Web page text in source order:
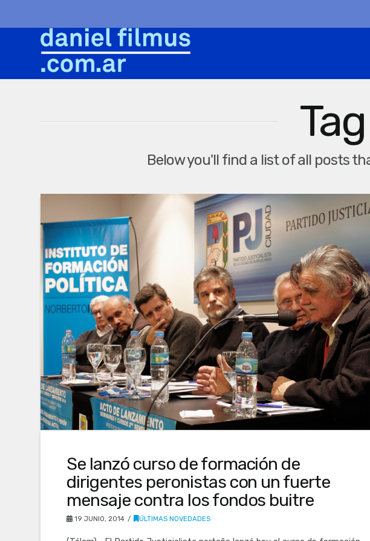
Below you'll find a list of all posts
Se lanzó curso de formación de
dirigentes peronistas con un fuerte
mensaje contra los fondos buitre
19 JUNIO, 2014 ÚLTIMAS NOVEDADES